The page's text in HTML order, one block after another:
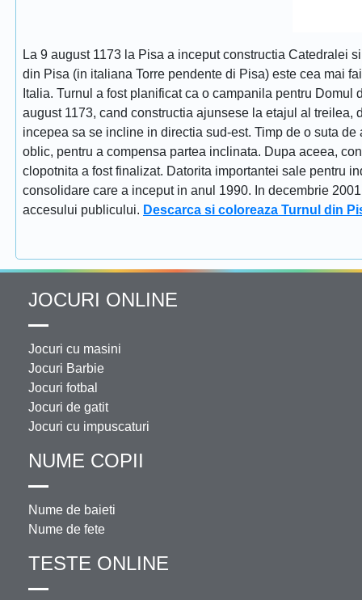
La 9 august 1173 la Pisa a inceput constructia Catedralei
din Pisa (in italiana Torre pendente di Pisa) este cea mai
Italia. Turnul a fost planificat ca o campanila pentru
august 1173, cand constructia ajunsese la etajul al
incepea sa se incline in directia sud-est. Timp de o suta
oblic, pentru a compensa partea inclinata. Dupa aceea,
clopotnita a fost finalizat. Datorita importantei sale pentru
consolidare care a inceput in anul 1990. In decembrie
accesului publicului. Descarca si coloreaza Turnul din
JOCURI ONLINE
Jocuri cu masini
Jocuri Barbie
Jocuri fotbal
Jocuri de gatit
Jocuri cu impuscaturi
NUME COPII
Nume de baieti
Nume de fete
TESTE ONLINE